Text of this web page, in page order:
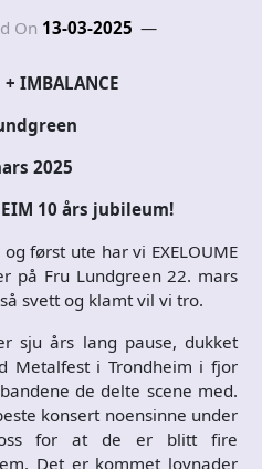
On 13-03-2025
+ IMBALANCE
2025
10 års jubileum!
først ute har vi EXELOUME
på Fru Lundgreen 22. mars
svett og klamt vil vi tro.
sju års lang pause, dukket
Metalfest i Trondheim i fjor
de delte scene med.
konsert noensinne under
for at de er blitt fire
Det er kommet lovnader